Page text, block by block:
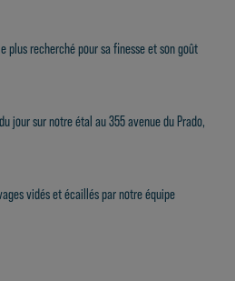
plus recherché pour sa finesse et son goût
jour sur notre étal au 355 avenue du Prado,
vidés et écaillés par notre équipe